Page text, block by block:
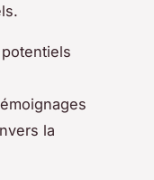
la